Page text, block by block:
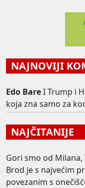
NAJNOVIJI
Edo BareI Trump i
koja zna samo za
NAJČITANIJE
Gori smo od Milana,
Brod je s najvećim
povezanim s